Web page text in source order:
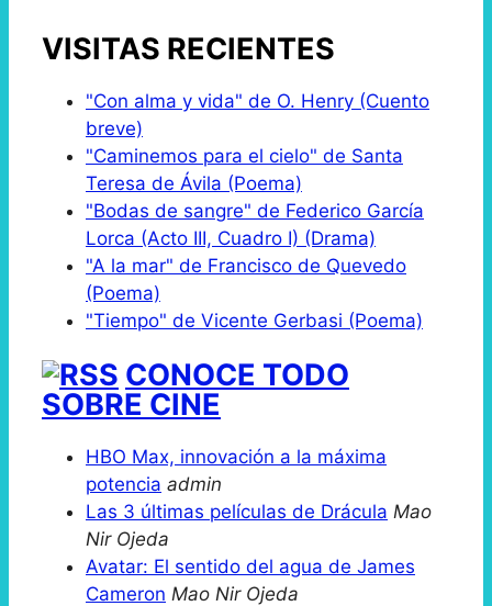
VISITAS RECIENTES
"Con alma y vida" de O. Henry (Cuento
breve)
"Caminemos para el cielo" de Santa
Teresa de Ávila (Poema)
"Bodas de sangre" de Federico García
Lorca (Acto III, Cuadro I) (Drama)
"A la mar" de Francisco de Quevedo
(Poema)
"Tiempo" de Vicente Gerbasi (Poema)
CONOCE TODO
SOBRE CINE
HBO Max, innovación a la máxima
potencia admin
Las 3 últimas películas de Drácula Mao
Nir Ojeda
Avatar: El sentido del agua de James
Cameron Mao Nir Ojeda